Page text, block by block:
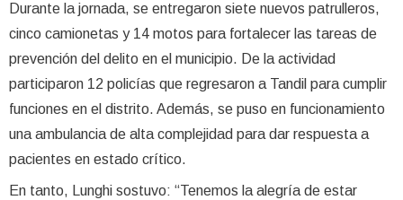
Durante la jornada, se entregaron siete nuevos patrulleros,
cinco camionetas y 14 motos para fortalecer las tareas de
prevención del delito en el municipio. De la actividad
participaron 12 policías que regresaron a Tandil para cumplir
funciones en el distrito. Además, se puso en funcionamiento
una ambulancia de alta complejidad para dar respuesta a
pacientes en estado crítico.
En tanto, Lunghi sostuvo: “Tenemos la alegría de estar